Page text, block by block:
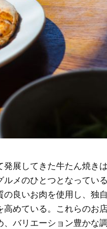
展してきた牛たん焼きは
メのひとつとなっている
良いお肉を使用し、独
めている。これらのお
バリエーション豊かな